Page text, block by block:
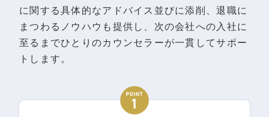
に関する具体的なアドバイス並びに添削、退職に
まつわるノウハウも提供し、次の会社への入社に
至るまでひとりのカウンセラーが一貫してサポー
トします。